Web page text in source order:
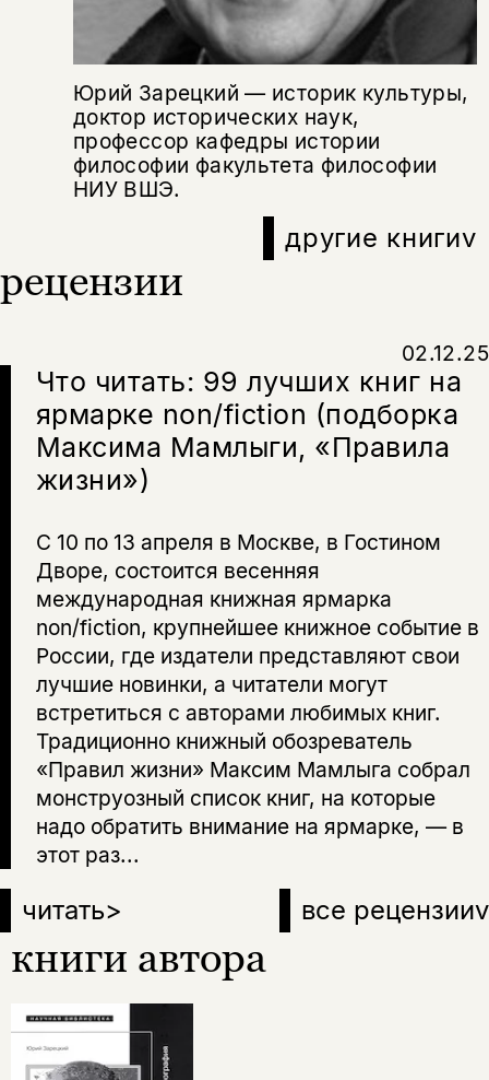
Юрий Зарецкий — историк культуры,
доктор исторических наук,
профессор кафедры истории
философии факультета философии
НИУ ВШЭ.
другие книгиv
рецензии
Что читать: 99 лучших книг на
ярмарке non/fiction (подборка
Максима Мамлыги, «Правила
жизни»)
02.12.25
С 10 по 13 апреля в Москве, в Гостином
Дворе, состоится весенняя
международная книжная ярмарка
non/fiction, крупнейшее книжное событие в
России, где издатели представляют свои
лучшие новинки, а читатели могут
встретиться с авторами любимых книг.
Традиционно книжный обозреватель
«Правил жизни» Максим Мамлыга собрал
монструозный список книг, на которые
надо обратить внимание на ярмарке, — в
этот раз...
читать> все рецензииv
книги автора
Поделиться
Копировать
ссылку
ВконтактеТелеграм Дзен
подписаться
да
нет, вернуться назад